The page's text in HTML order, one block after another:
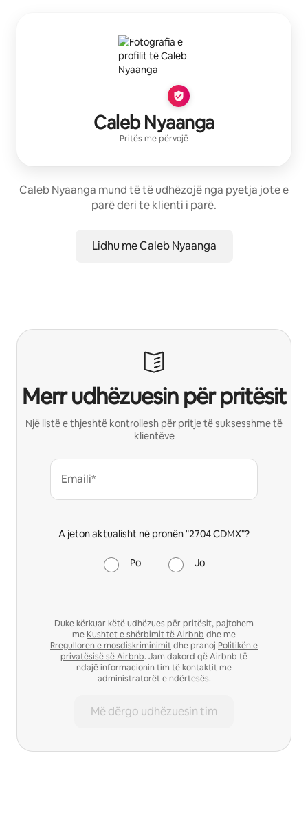
Caleb Nyaanga
Pritës me përvojë
Caleb Nyaanga mund të të udhëzojë nga pyetja jote e
parë deri te klienti i parë.
Lidhu me Caleb Nyaanga
Merr udhëzuesin për pritësit
Një listë e thjeshtë kontrollesh për pritje të suksesshme të
klientëve
Emaili*
A jeton aktualisht në pronën "2704 CDMX"?
Po Jo
Duke kërkuar këtë udhëzues për pritësit, pajtohem
me Kushtet e shërbimit të Airbnb dhe me
Rregulloren e mosdiskriminimitdhe pranoj Politikën e
privatësisë së Airbnb. Jam dakord që Airbnb të
ndajë informacionin tim të kontaktit me
administratorët e ndërtesës.
Më dërgo udhëzuesin tim